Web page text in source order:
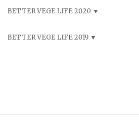
BETTER VEGE LIFE 2020
BETTER VEGE LIFE 2019